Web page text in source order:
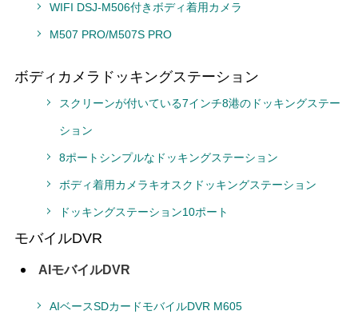
WIFI DSJ-M506付きボディ着用カメラ
M507 PRO/M507S PRO
ボディカメラドッキングステーション
スクリーンが付いている7インチ8港のドッキングステー
ション
8ポートシンプルなドッキングステーション
ボディ着用カメラキオスクドッキングステーション
ドッキングステーション10ポート
モバイルDVR
AIモバイルDVR
AIベースSDカードモバイルDVR M605